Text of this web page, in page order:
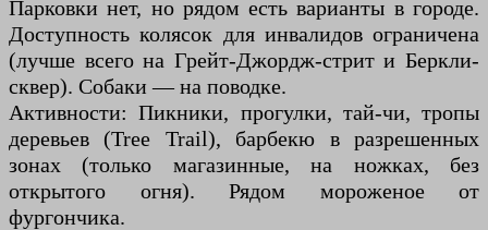
Парковки нет, но рядом есть варианты в городе.
Доступность колясок для инвалидов ограничена
(лучше всего на Грейт-Джордж-стрит и Беркли-
сквер). Собаки — на поводке.
Активности: Пикники, прогулки, тай-чи, тропы
деревьев (Tree Trail), барбекю в разрешенных
зонах (только магазинные, на ножках, без
открытого огня). Рядом мороженое от
фургончика.